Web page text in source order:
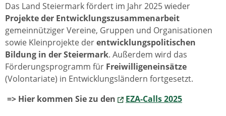
Das Land Steiermark fördert im Jahr 2025 wieder
Projekteder Entwicklungszusammenarbeit
gemeinnütziger Vereine, Gruppen und Organisationen
sowie Kleinprojekte derentwicklungspolitischen
Bildung in der Steiermark. Außerdem wird das
Förderungsprogramm für Freiwilligeneinsätze
(Volontariate) in Entwicklungsländern fortgesetzt.
=> Hier kommen Sie zu den
EZA-Calls 2025